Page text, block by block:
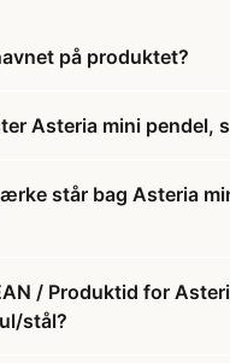
på produktet?
Asteria mini pendel,
står bag Asteria
/ Produktid for
stål?